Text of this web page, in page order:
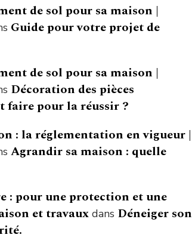
de sol pour sa maison |
Guide pour votre projet de
de sol pour sa maison |
Décoration des pièces
faire pour la réussir ?
: la réglementation en vigueur |
Agrandir sa maison : quelle
: pour une protection et une
et travaux dans Déneiger son